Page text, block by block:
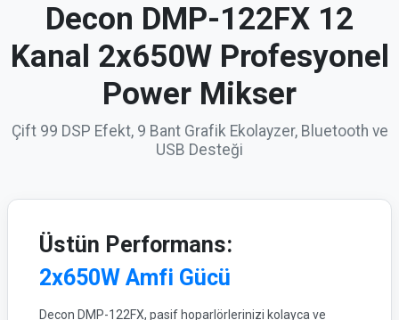
Decon DMP-122FX 12
Kanal 2x650W Profesyonel
Power Mikser
Çift 99 DSP Efekt, 9 Bant Grafik Ekolayzer, Bluetooth ve
USB Desteği
Üstün Performans:
2x650W Amfi Gücü
Decon DMP-122FX, pasif hoparlörlerinizi kolayca ve